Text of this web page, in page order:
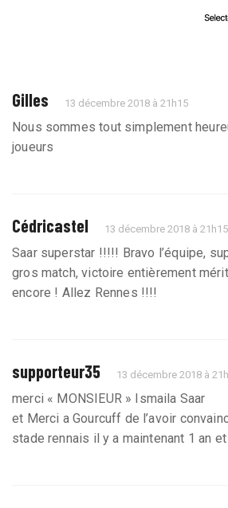
Gilles 13 décembre 2018 à 21h15
Nous sommes tout simplement
joueurs
Cédricastel 13 décembre 2018 à 21h15
Saar superstar !!!!! Bravo l’équipe,
gros match, victoire entièrement
encore ! Allez Rennes !!!!
supporteur35 13 décembre 2018 à
merci « MONSIEUR » Ismaila Saar
et Merci a Gourcuff de l’avoir
stade rennais il y a maintenant 1 an